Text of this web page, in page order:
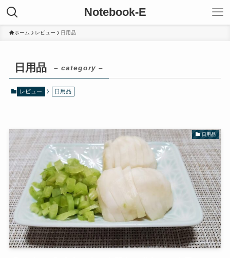
Notebook-E
ホーム レビュー 日用品
日用品 – category –
レビュー 日用品
日用品